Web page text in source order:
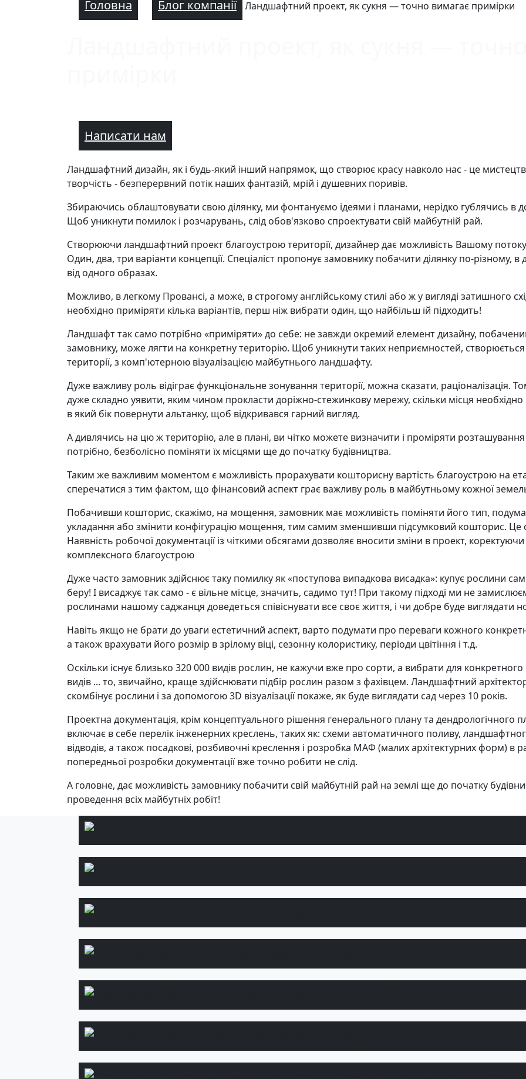
Головна Блог компанії Ландшафтний проект, як сукня — точно вимагає примірки
Написати нам
Ландшафтний дизайн, як і будь-який інший напрямок, що створює красу навколо нас - це
творчість - безперервний потік наших фантазій, мрій і душевних поривів.
Збираючись облаштовувати свою ділянку, ми фонтануємо ідеями і планами, нерідко гублячись в
Щоб уникнути помилок і розчарувань, слід обов'язково спроектувати свій майбутній рай.
Створюючи ландшафтний проект благоустрою території, дизайнер дає можливість Вашому потоку
Один, два, три варіанти концепції. Спеціаліст пропонує замовнику побачити ділянку по-різному, в
від одного образах.
Можливо, в легкому Провансі, а може, в строгому англійському стилі або ж у вигляді затишного
необхідно приміряти кілька варіантів, перш ніж вибрати один, що найбільш їй підходить!
Ландшафт так само потрібно «приміряти» до себе: не завжди окремий елемент дизайну,
замовнику, може лягти на конкретну територію. Щоб уникнути таких неприємностей,
території, з комп'ютерною візуалізацією майбутнього ландшафту.
Дуже важливу роль відіграє функціональне зонування території, можна сказати, раціоналізація.
дуже складно уявити, яким чином прокласти доріжно-стежинкову мережу, скільки місця
в який бік повернути альтанку, щоб відкривався гарний вигляд.
А дивлячись на цю ж територію, але в плані, ви чітко можете визначити і проміряти розташування
потрібно, безболісно поміняти їх місцями ще до початку будівництва.
Таким же важливим моментом є можливість прорахувати кошторисну вартість благоустрою на
сперечатися з тим фактом, що фінансовий аспект грає важливу роль в майбутньому кожної
Побачивши кошторис, скажімо, на мощення, замовник має можливість поміняти його тип,
укладання або змінити конфігурацію мощення, тим самим зменшивши підсумковий кошторис. Це
Наявність робочої документації із чіткими обсягами дозволяє вносити зміни в проект,
комплексного благоустрою
Дуже часто замовник здійснює таку помилку як «поступова випадкова висадка»: купує рослини
беру! І висаджує так само - є вільне місце, значить, садимо тут! При такому підході ми не
рослинами нашому саджанця доведеться співіснувати все своє життя, і чи добре буде виглядати
Навіть якщо не брати до уваги естетичний аспект, варто подумати про переваги кожного
а також врахувати його розмір в зрілому віці, сезонну колористику, періоди цвітіння і т.д.
Оскільки існує близько 320 000 видів рослин, не кажучи вже про сорти, а вибрати для конкретного
видів ... то, звичайно, краще здійснювати підбір рослин разом з фахівцем. Ландшафтний
скомбінує рослини і за допомогою 3D візуалізації покаже, як буде виглядати сад через 10 років.
Проектна документація, крім концептуального рішення генерального плану та дендрологічного
включає в себе перелік інженерних креслень, таких як: схеми автоматичного поливу,
відводів, а також посадкові, розбивочні креслення і розробка МАФ (малих архітектурних форм) в
попередньої розробки документації вже точно робити не слід.
А головне, дає можливість замовнику побачити свій майбутній рай на землі ще до початку
проведення всіх майбутніх робіт!